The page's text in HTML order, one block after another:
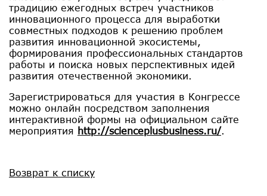
традицию ежегодных встреч участников
инновационного процесса для выработки
совместных подходов к решению проблем
развития инновационной экосистемы,
формирования профессиональных стандартов
работы и поиска новых перспективных идей
развития отечественной экономики.
Зарегистрироваться для участия в Конгрессе
можно онлайн посредством заполнения
интерактивной формы на официальном сайте
мероприятия http://scienceplusbusiness.ru/.
Возврат к списку